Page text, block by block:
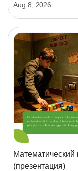
Aug 8, 2026
Математический
(презентация)